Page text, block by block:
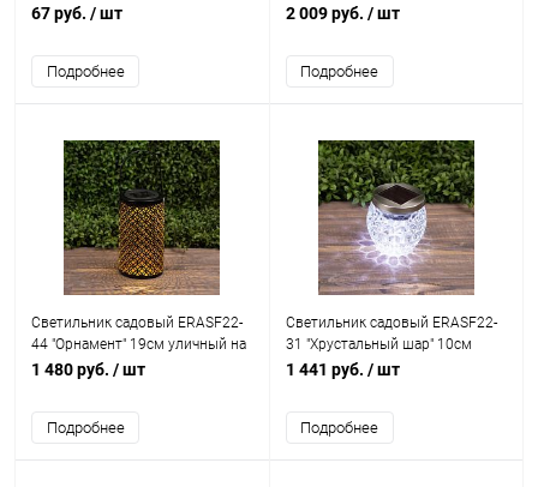
по центру латунь ЭРА Б0047228
67 руб. / шт
Подробнее
8х24см фасадный на солнечн.
ЭРА Б0057600
2 009 руб. / шт
Подробнее
Светильник садовый ERASF22-
44 "Орнамент" 19см уличный на
солнечн. батареях Эра
1 480 руб. / шт
Подробнее
Светильник садовый ERASF22-
31 "Хрустальный шар" 10см
уличный на солнечн. батареях
1 441 руб. / шт
Подробнее